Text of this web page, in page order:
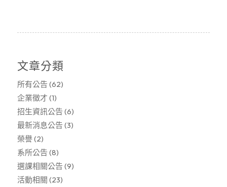
文章分類
所有公告 (62)
企業徵才 (1)
招生資訊公告 (6)
最新消息公告 (3)
榮譽(2)
系所公告 (8)
選課相關公告 (9)
活動相關 (23)